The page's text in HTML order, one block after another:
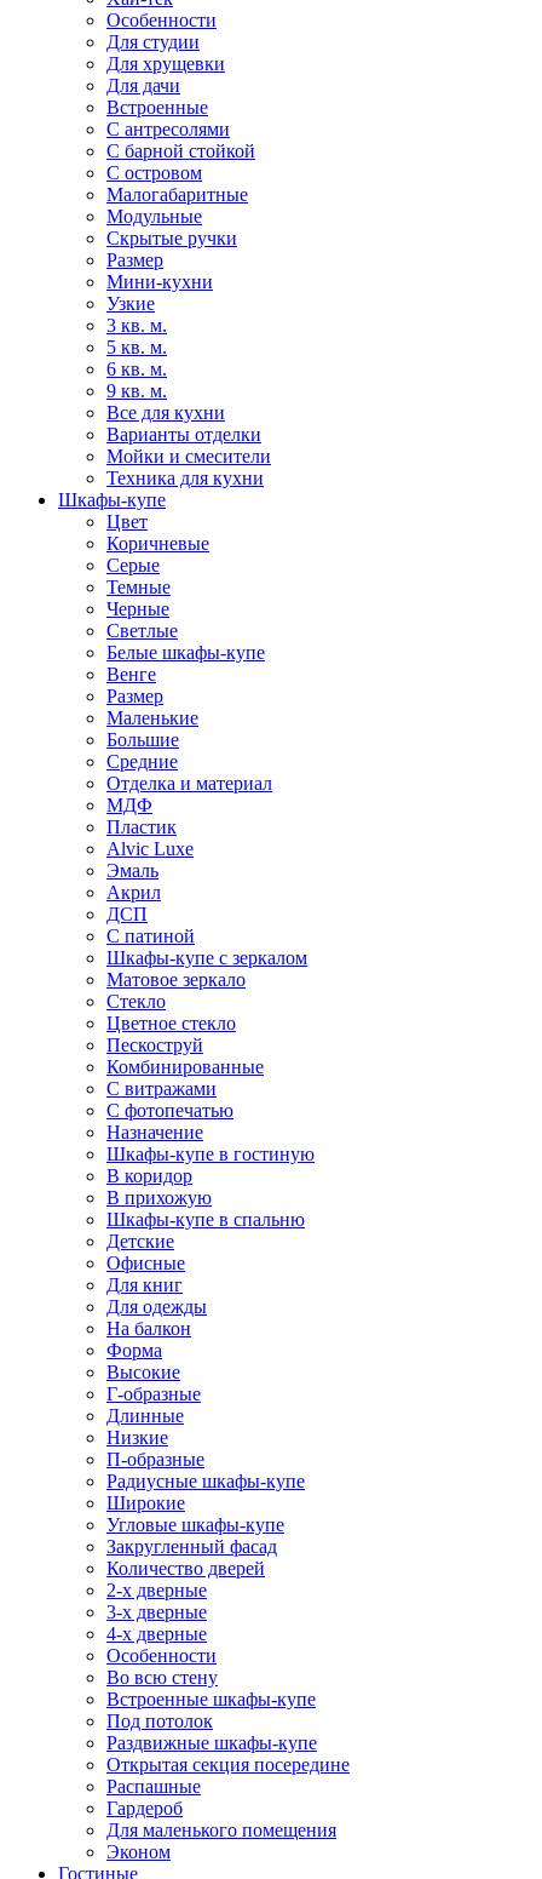
Особенности
Для студии
Для хрущевки
Для дачи
Встроенные
С антресолями
С барной стойкой
С островом
Малогабаритные
Модульные
Скрытые ручки
Размер
Мини-кухни
Узкие
3 кв. м.
5 кв. м.
6 кв. м.
9 кв. м.
Все для кухни
Варианты отделки
Мойки и смесители
Техника для кухни
Шкафы-купе
Цвет
Коричневые
Серые
Темные
Черные
Светлые
Белые шкафы-купе
Венге
Размер
Маленькие
Большие
Средние
Отделка и материал
МДФ
Пластик
Alvic Luxe
Эмаль
Акрил
ДСП
С патиной
Шкафы-купе с зеркалом
Матовое зеркало
Стекло
Цветное стекло
Пескоструй
Комбинированные
С витражами
С фотопечатью
Назначение
Шкафы-купе в гостиную
В коридор
В прихожую
Шкафы-купе в спальню
Детские
Офисные
Для книг
Для одежды
На балкон
Форма
Высокие
Г-образные
Длинные
Низкие
П-образные
Радиусные шкафы-купе
Широкие
Угловые шкафы-купе
Закругленный фасад
Количество дверей
2-х дверные
3-х дверные
4-х дверные
Особенности
Во всю стену
Встроенные шкафы-купе
Под потолок
Раздвижные шкафы-купе
Открытая секция посередине
Распашные
Гардероб
Для маленького помещения
Эконом
Гостиные